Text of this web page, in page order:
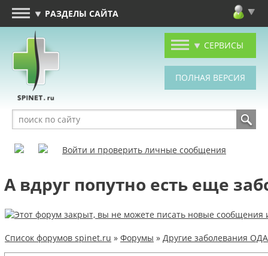
РАЗДЕЛЫ САЙТА
СЕРВИСЫ
Войти и проверить личные сообщения
А вдруг попутно есть еще
Список форумов spinet.ru » Форумы » Другие заболевания ОДА